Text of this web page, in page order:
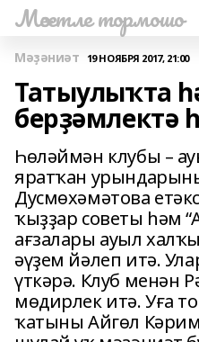
Мәсетле тормошо
Мәҙәниәт 19 НОЯБРЯ 2017, 21:00
Татыулыҡта
берҙәмлектә
Һөләймән клубы –
яратҡан
Дусмөхәмәтова
ҡыҙҙар советы һәм
ағзалары ауыл
әүҙем йәлеп итә.
үткәрә. Клуб менән
мөдирлек итә. Уға
ҡатыны Айгөл